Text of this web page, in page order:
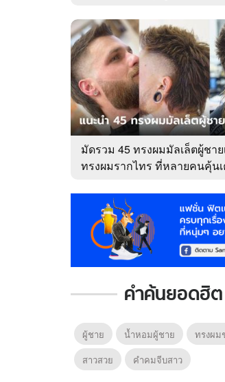
มัดรวม 45 ทรงผมมัลเล็ตผู้ชา
ทรงผมรากไทร ที่หลายคนคุ้น
คำค้นยอดฮิต
ผู้ชาย น้ำหอมผู้ชาย
ทรงผม
สาวสวย
คําคมจีบสาว